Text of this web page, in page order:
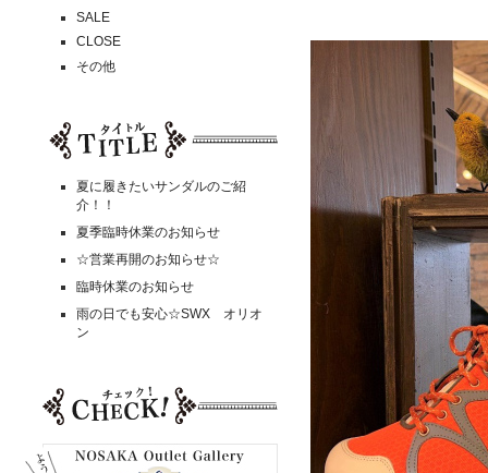
SALE
CLOSE
その他
夏に履きたいサンダルのご紹
介！！
夏季臨時休業のお知らせ
☆営業再開のお知らせ☆
臨時休業のお知らせ
雨の日でも安心☆SWX オリオ
ン